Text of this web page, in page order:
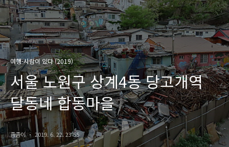
여행-사람이 있다 (2019)
서울 노원구 상계4동 당고개역
달동네 합동마을
좀좀이 2019. 6. 22. 23:55